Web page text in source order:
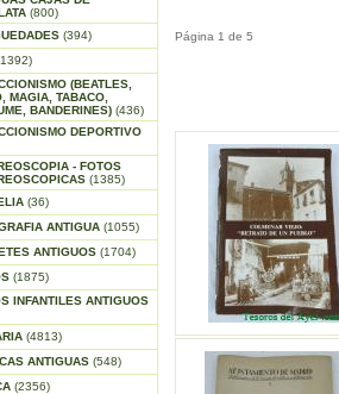
(800)
(394)
(BEATLES,
MAGIA, TABACO,
BANDERINES) (436)
DEPORTIVO
- FOTOS
(1385)
(36)
ANTIGUA (1055)
ANTIGUOS (1704)
(1875)
INFANTILES ANTIGUOS
(4813)
ANTIGUAS (548)
(2356)
Página 1 de 5